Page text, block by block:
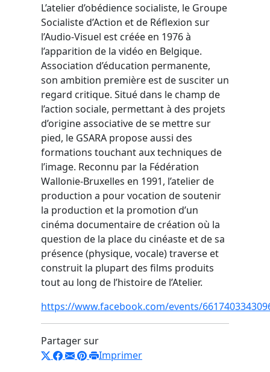
L’atelier d’obédience socialiste, le Groupe
Socialiste d’Action et de Réflexion sur
l’Audio-Visuel est créée en 1976 à
l’apparition de la vidéo en Belgique.
Association d’éducation permanente,
son ambition première est de susciter un
regard critique. Situé dans le champ de
l’action sociale, permettant à des projets
d’origine associative de se mettre sur
pied, le GSARA propose aussi des
formations touchant aux techniques de
l’image. Reconnu par la Fédération
Wallonie-Bruxelles en 1991, l’atelier de
production a pour vocation de soutenir
la production et la promotion d’un
cinéma documentaire de création où la
question de la place du cinéaste et de sa
présence (physique, vocale) traverse et
construit la plupart des films produits
tout au long de l’histoire de l’Atelier.
https://www.facebook.com/events/
Partager sur
Imprimer